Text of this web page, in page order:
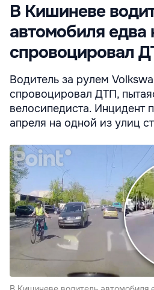
В Кишиневе
автомобиля едва
спровоцировал
Водитель за рулем
спровоцировал ДТП,
велосипедиста. Инцидент
апреля на одной из улиц